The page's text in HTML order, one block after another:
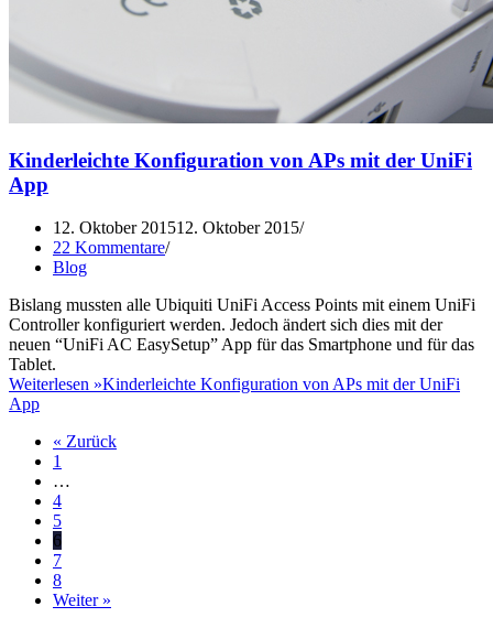
Kinderleichte Konfiguration von APs mit der UniFi
App
12. Oktober 201512. Oktober 2015
22 Kommentare
Blog
Bislang mussten alle Ubiquiti UniFi Access Points mit einem UniFi
Controller konfiguriert werden. Jedoch ändert sich dies mit der
neuen “UniFi AC EasySetup” App für das Smartphone und für das
Tablet.
Weiterlesen »Kinderleichte Konfiguration von APs mit der UniFi
App
« Zurück
1
…
4
5
6
7
8
Weiter »